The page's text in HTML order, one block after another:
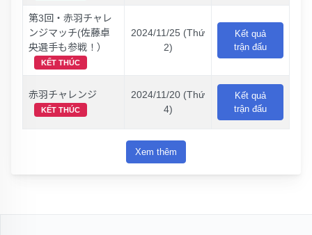
第3回・赤羽チャレ
ンジマッチ(佐藤卓
央選手も参戦！）
KẾT THÚC
2024/11/25 (Thứ
2)
Kết quả
trận đấu
赤羽チャレンジ
KẾT THÚC
2024/11/20 (Thứ
4)
Kết quả
trận đấu
Xem thêm